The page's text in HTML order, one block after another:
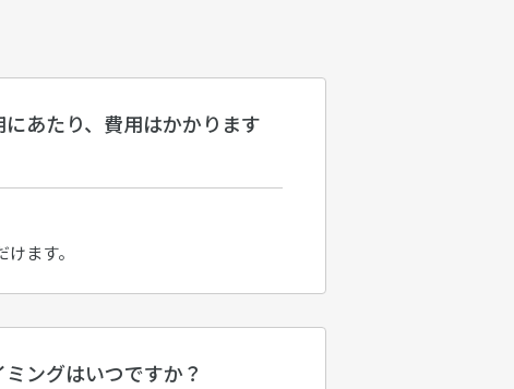
あたり、費用はかかります
ます。
ングはいつですか？